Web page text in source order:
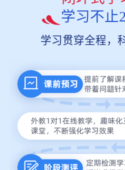
学习不止
学习贯穿全程，